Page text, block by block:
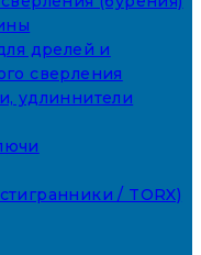
дрелей и
сверления
удлиннители
/ TORX)